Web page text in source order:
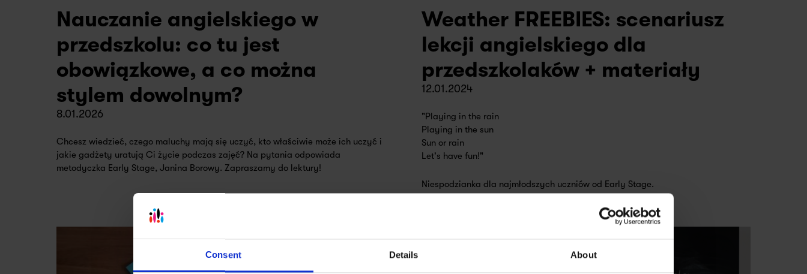
Consent Details About
Nauczanie angielskiego w
przedszkolu: co tu jest
obowiązkowe, a co można
stylem dowolnym?
8.01.2026
Chcesz wiedzieć, czego maluchy mają się uczyć, kto właściwie może ich uczyć i
jakie gadżety uratują Ci życie podczas zajęć? Na pytania odpowiada
metodyczka Early Stage, Janina Borowy. Zapraszamy do lektury!
Weather FREEBIES: scenariusz
lekcji angielskiego dla
przedszkolaków + materiały
12.01.2024
"Playing in the rain
Playing in the sun
Sun or rain
Let's have fun!"
Niespodzianka dla najmłodszych uczniów od Early Stage.